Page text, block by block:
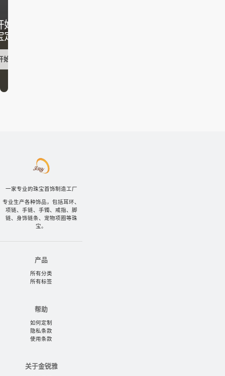
您的
制
始行动
一家专业的珠宝首饰制造工厂
专业生产各种饰品，包括耳环、
项链、手链、手镯、戒指、脚
链、身饰链条、宠物项圈等珠
宝。
产品
所有分类
所有标签
帮助
如何定制
隐私条款
使用条款
关于金锐雅